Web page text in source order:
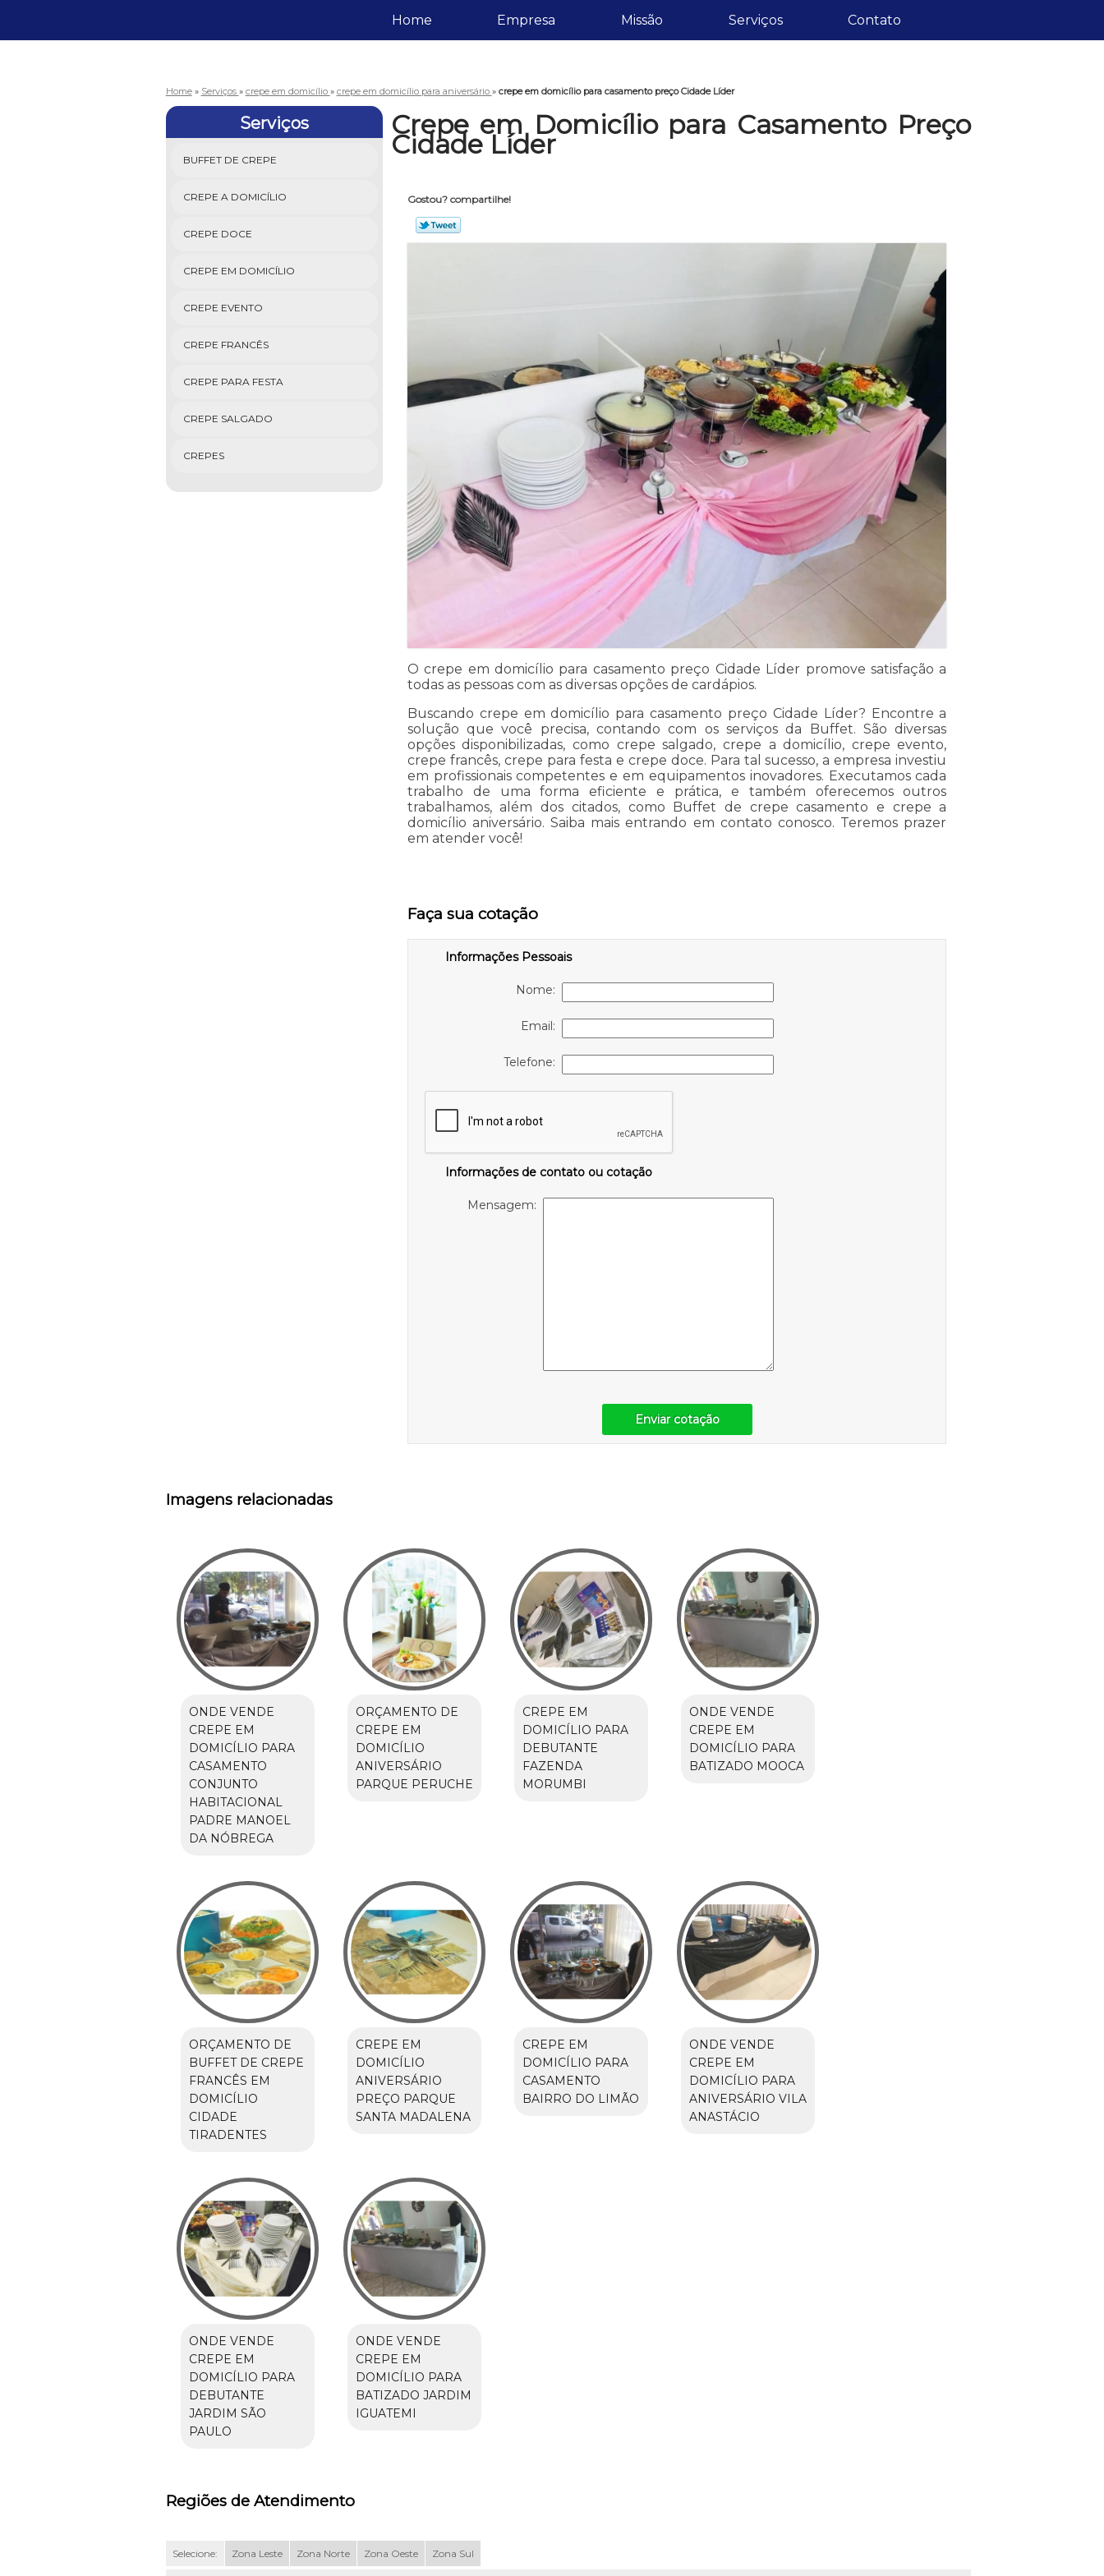
Home Empresa Missão Serviços Contato
Home » Serviços » crepe em domicílio » crepe em domicílio para aniversário » crepe em domicílio para casamento preço Cidade Líder
Serviços
BUFFET DE CREPE
CREPE A DOMICÍLIO
CREPE DOCE
CREPE EM DOMICÍLIO
CREPE EVENTO
CREPE FRANCÊS
CREPE PARA FESTA
CREPE SALGADO
CREPES
Crepe em Domicílio para Casamento Preço
Cidade Líder
Gostou? compartilhe!
O crepe em domicílio para casamento preço Cidade Líder promove satisfação a
todas as pessoas com as diversas opções de cardápios.
Buscando crepe em domicílio para casamento preço Cidade Líder? Encontre a
solução que você precisa, contando com os serviços da Buffet. São diversas
opções disponibilizadas, como crepe salgado, crepe a domicílio, crepe evento,
crepe francês, crepe para festa e crepe doce. Para tal sucesso, a empresa investiu
em profissionais competentes e em equipamentos inovadores. Executamos cada
trabalho de uma forma eficiente e prática, e também oferecemos outros
trabalhamos, além dos citados, como Buffet de crepe casamento e crepe a
domicílio aniversário. Saiba mais entrando em contato conosco. Teremos prazer
em atender você!
Faça sua cotação
Informações Pessoais
Nome:
Email:
Telefone:
Informações de contato ou cotação
Mensagem:
Enviar cotação
Imagens relacionadas
ONDE VENDE
CREPE EM
DOMICÍLIO PARA
CASAMENTO
CONJUNTO
HABITACIONAL
PADRE MANOEL
DA NÓBREGA
ORÇAMENTO DE
CREPE EM
DOMICÍLIO
ANIVERSÁRIO
PARQUE PERUCHE
CREPE EM
DOMICÍLIO PARA
DEBUTANTE
FAZENDA
MORUMBI
ONDE VENDE
CREPE EM
DOMICÍLIO PARA
BATIZADO MOOCA
ORÇAMENTO DE
BUFFET DE CREPE
FRANCÊS EM
DOMICÍLIO
CIDADE
TIRADENTES
CREPE EM
DOMICÍLIO
ANIVERSÁRIO
PREÇO PARQUE
SANTA MADALENA
CREPE EM
DOMICÍLIO PARA
CASAMENTO
BAIRRO DO LIMÃO
ONDE VENDE
CREPE EM
DOMICÍLIO PARA
ANIVERSÁRIO VILA
ANASTÁCIO
ONDE VENDE
CREPE EM
DOMICÍLIO PARA
DEBUTANTE
JARDIM SÃO
PAULO
ONDE VENDE
CREPE EM
DOMICÍLIO PARA
BATIZADO JARDIM
IGUATEMI
Regiões de Atendimento
Selecione: Zona Leste Zona Norte Zona Oeste Zona Sul